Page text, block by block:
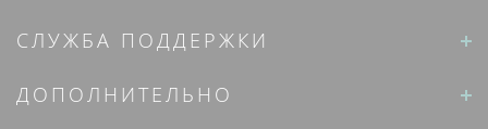
СЛУЖБА ПОДДЕРЖКИ
ДОПОЛНИТЕЛЬНО